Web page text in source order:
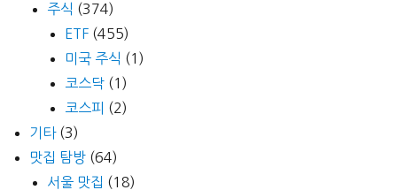
주식 (374)
ETF (455)
미국 주식 (1)
코스닥 (1)
코스피 (2)
기타(3)
맛집 탐방 (64)
서울 맛집 (18)